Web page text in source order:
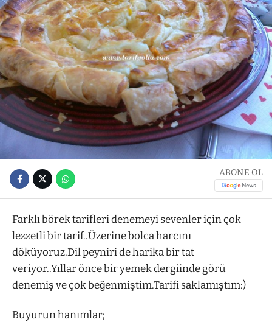
ABONE OL
Farklı börek tarifleri denemeyi sevenler için çok
lezzetli bir tarif..Üzerine bolca harcını
döküyoruz.Dil peyniri de harika bir tat
veriyor..Yıllar önce bir yemek dergiinde görü
denemiş ve çok beğenmiştim.Tarifi saklamıştım:)
Buyurun hanımlar;